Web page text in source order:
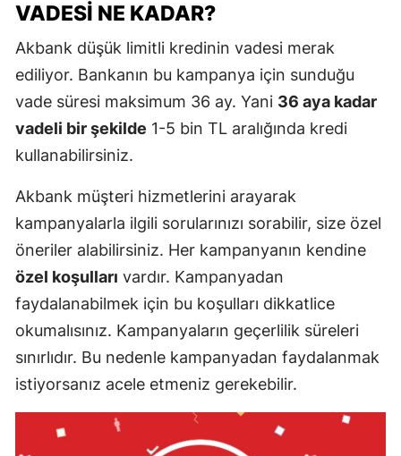
VADESI NE KADAR?
Akbank düşük limitli kredinin vadesi merak
ediliyor. Bankanın bu kampanya için sunduğu
vade süresi maksimum 36 ay. Yani 36 aya kadar
vadeli bir şekilde 1-5 bin TL aralığında kredi
kullanabilirsiniz.
Akbank müşteri hizmetlerini arayarak
kampanyalarla ilgili sorularınızı sorabilir, size özel
öneriler alabilirsiniz. Her kampanyanın kendine
özel koşulları vardır. Kampanyadan
faydalanabilmek için bu koşulları dikkatlice
okumalısınız. Kampanyaların geçerlilik süreleri
sınırlıdır. Bu nedenle kampanyadan faydalanmak
istiyorsanız acele etmeniz gerekebilir.